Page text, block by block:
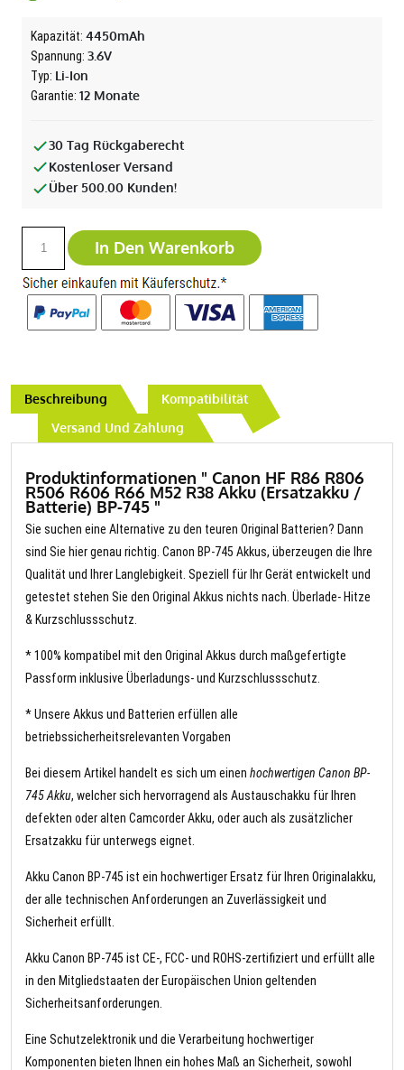
Kapazität: 4450mAh
Spannung: 3.6V
Typ: Li-Ion
Garantie: 12 Monate
30 Tag Rückgaberecht
Kostenloser Versand
Über 500.00 Kunden!
In Den Warenkorb
Beschreibung
Kompatibilität
Versand Und Zahlung
Produktinformationen " Canon HF R86 R806
R506 R606 R66 M52 R38 Akku (Ersatzakku /
Batterie) BP-745 "
Sie suchen eine Alternative zu den teuren Original Batterien? Dann
sind Sie hier genau richtig. Canon BP-745 Akkus, überzeugen die Ihre
Qualität und Ihrer Langlebigkeit. Speziell für Ihr Gerät entwickelt und
getestet stehen Sie den Original Akkus nichts nach. Überlade- Hitze
& Kurzschlussschutz.
* 100% kompatibel mit den Original Akkus durch maßgefertigte
Passform inklusive Überladungs- und Kurzschlussschutz.
* Unsere Akkus und Batterien erfüllen alle
betriebssicherheitsrelevanten Vorgaben
Bei diesem Artikel handelt es sich um einen hochwertigen Canon BP-
745 Akku, welcher sich hervorragend als Austauschakku für Ihren
defekten oder alten Camcorder Akku, oder auch als zusätzlicher
Ersatzakku für unterwegs eignet.
Akku Canon BP-745 ist ein hochwertiger Ersatz für Ihren Originalakku,
der alle technischen Anforderungen an Zuverlässigkeit und
Sicherheit erfüllt.
Akku Canon BP-745 ist CE-, FCC- und ROHS-zertifiziert und erfüllt alle
in den Mitgliedstaaten der Europäischen Union geltenden
Sicherheitsanforderungen.
Eine Schutzelektronik und die Verarbeitung hochwertiger
Komponenten bieten Ihnen ein hohes Maß an Sicherheit, sowohl